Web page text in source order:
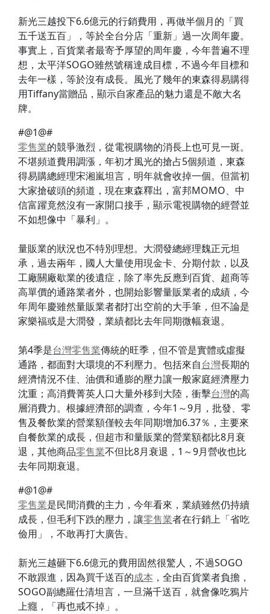
新光三越投下6.6億元的行銷費用，再做半個月的「買
五千送五百」，等於全台分店「重新」過一次周年慶。
事實上，百貨業者最寄予厚望的周年慶，今年普遍不理
想，太平洋SOGO雖然號稱達成目標，不過今年目標和
去年一樣，等於沒有成長。風光了幾年的東森得易購得
用Tiffany當贈品，顯示自家產品的魅力還是不敵大名
牌。
#@1@#
零售業的競爭激烈，從電視購物的消長上也可見一斑。
不堪頻道費用調漲，年初才風光的搶占5個頻道，東森
得易購總經理宋湘嵐坦言，明年就會收掉一個。但當初
大家搶破頭的頻道，現在東森釋出，富邦MOMO、中
信富躍竟然沒有一家開口接手，顯示電視購物的經營並
不如想像中「暴利」。
量販業的狀況也不特別理想。大潤發總經理魏正元坦
承，過去兩年，國人大量使用現金卡、分期付款，以及
工廠關廠歇業的後遺症，除了率先反應到百貨、超商等
高單價的通路業者外，也開始影響量販業者的成績，今
年周年慶雖然量販業者都打出空前的大手筆，但不論是
家樂福或是大潤發，業績都比去年同期微幅衰退。
第4季是台灣零售業傳統的旺季，但不管是實體或虛擬
通路，都面對大環境的不利壓力。包括來自台灣長期的
經濟情況不佳、油價和通膨的壓力讓一般家庭經濟壓力
沈重；高消費菁英人口大量外移到大陸，衝擊台灣的高
層消費力。根據經濟部的調查，今年1～9月，批發、零
售及餐飲業的營業額僅較去年同期增加6.37％，主要來
自餐飲業的成長，但超市和量販業的營業額都比8月衰
退，其他商品零售業不但比8月衰退，1～9月營收也比
去年同期衰退。
#@1@#
零售業是民間消費的主力，今年看來，業績雖然仍持續
成長，但毛利下跌的壓力，讓零售業者在行銷上「省吃
儉用」，不敢再打大廣告。
新光三越砸下6.6億元的費用固然很驚人，不過SOGO
不敢跟進，因為買千送百的成本 ，全由百貨業者負擔，
SOGO副總羅仕清坦言，一旦滿千送百，就會像吃鴉片
上癮，「再也戒不掉」。